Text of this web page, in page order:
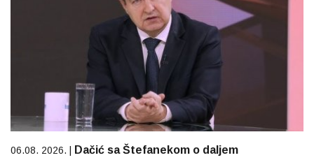
06.08. 2026. |
Dačić sa Štefanekom o daljem